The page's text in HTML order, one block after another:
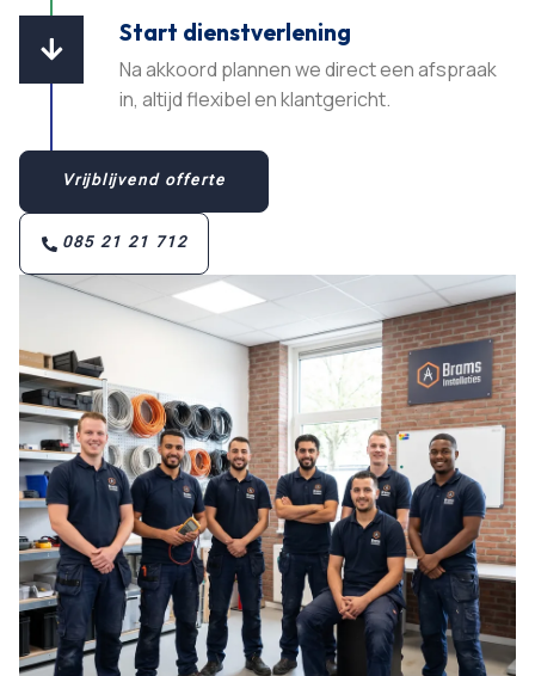

Start dienstverlening
Na akkoord plannen we direct een afspraak
in, altijd flexibel en klantgericht.​
Vrijblijvend offerte
085 21 21 712